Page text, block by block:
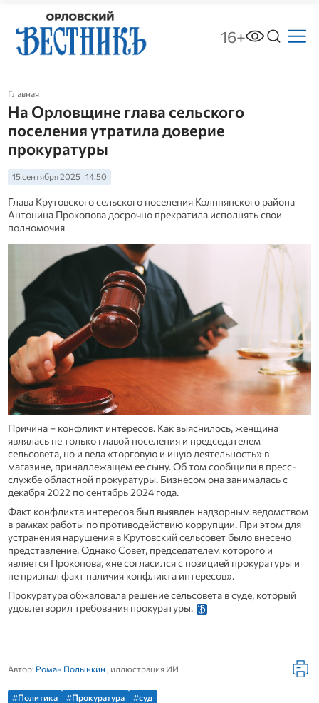
16+
Главная
На Орловщине глава сельского
поселения утратила доверие
прокуратуры
15 сентября 2025 | 14:50
Глава Крутовского сельского поселения Колпнянского района
Антонина Прокопова досрочно прекратила исполнять свои
полномочия
Причина – конфликт интересов. Как выяснилось, женщина
являлась не только главой поселения и председателем
сельсовета, но и вела «торговую и иную деятельность» в
магазине, принадлежащем ее сыну. Об том сообщили в пресс-
службе областной прокуратуры. Бизнесом она занималась с
декабря 2022 по сентябрь 2024 года.
Факт конфликта интересов был выявлен надзорным ведомством
в рамках работы по противодействию коррупции. При этом для
устранения нарушения в Крутовский сельсовет было внесено
представление. Однако Совет, председателем которого и
является Прокопова, «не согласился с позицией прокуратуры и
не признал факт наличия конфликта интересов».
Прокуратура обжаловала решение сельсовета в суде, который
удовлетворил требования прокуратуры.
Автор: Роман Полынкин , иллюстрация ИИ
#Политика #Прокуратура #суд